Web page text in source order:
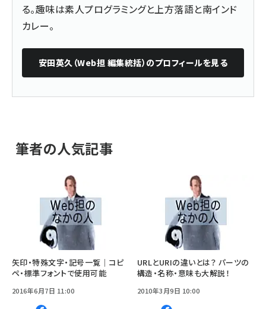
る。趣味は素人プログラミングと上方落語と南インド
カレー。
安田英久（Web担 編集統括） のプロフィールを見る
筆者の人気記事
矢印・特殊文字・記号一覧｜コピ
ペ・標準フォントで使用可能
2016年6月7日 11:00
URLとURIの違いとは？ パーツの
構造・名称・意味も大解説！
2010年3月9日 10:00